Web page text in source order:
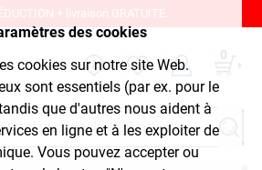
des cookies
cookies sur notre site Web.
sont essentiels (par ex. pour le
que d'autres nous aident à
en ligne et à les exploiter de
Vous pouvez accepter ou
+ livraison GRATUITE.
0